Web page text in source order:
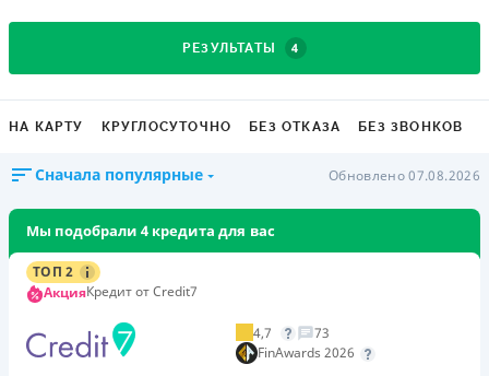
РЕЗУЛЬТАТЫ 4
НА КАРТУ КРУГЛОСУТОЧНО БЕЗ ОТКАЗА БЕЗ ЗВОНКОВ
Сначала популярные Обновлено 07.08.2026
Мы подобрали 4 кредита для вас
ТОП 2
АкцияКредит от Credit7
4,7
73
FinAwards 2026